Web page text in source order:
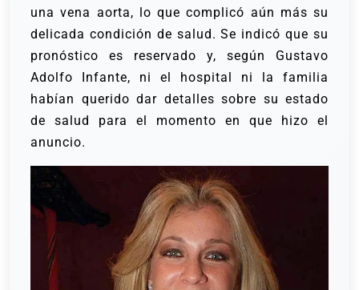
una vena aorta, lo que complicó aún más su
delicada condición de salud.Se indicó que su
pronóstico es reservado y, según Gustavo
Adolfo Infante, ni el hospital ni la familia
habían querido dar detalles sobre su estado
de salud para el momento en que hizo el
anuncio.